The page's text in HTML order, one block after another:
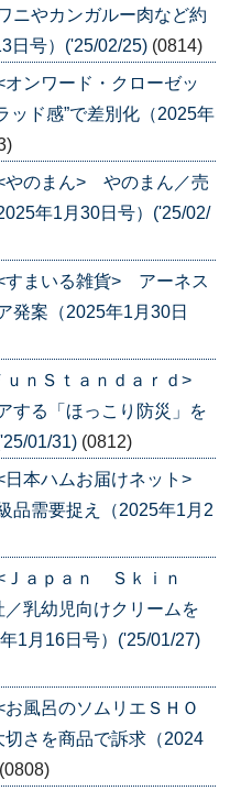
ニやカンガルー肉など約
日号）('25/02/25) (0814)
ンワード・クローゼッ
ッド感”で差別化（2025年
のまん> やのまん／売
年1月30日号）('25/02/
まいる雑貨> アーネス
発案（2025年1月30日
ｕｎＳｔａｎｄａｒｄ>
する「ほっこり防災」を
01/31) (0812)
本ハムお届けネット>
品需要捉え（2025年1月2
Ｊａｐａｎ Ｓｋｉｎ
乳幼児向けクリームを
1月16日号）('25/01/27)
風呂のソムリエＳＨＯ
さを商品で訴求（2024
(0808)